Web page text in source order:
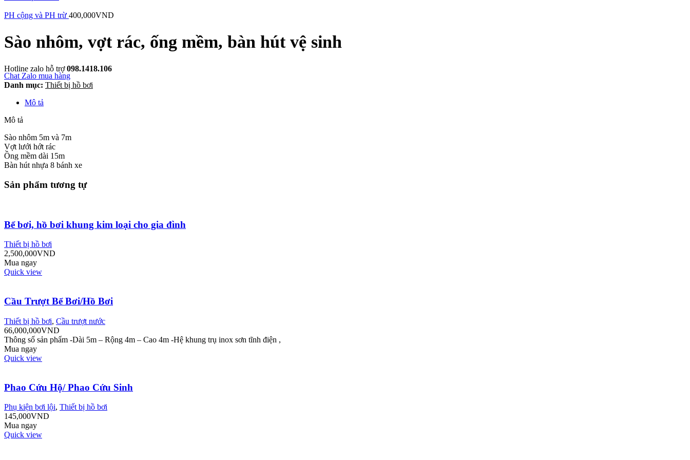
PH cộng và PH trừ 400,000VND
Sào nhôm, vợt rác, ống mềm, bàn hút vệ sinh
Hotline zalo hỗ trợ098.1418.106
Chat Zalo mua hàng
Danh mục: Thiết bị hồ bơi
Mô tả
Mô tả
Sào nhôm 5m và 7m
Vợt lưới hớt rác
Ồng mềm dài 15m
Bàn hút nhựa 8 bánh xe
Sản phẩm tương tự
Bể bơi, hồ bơi khung kim loại cho gia đình
Thiết bị hồ bơi
2,500,000VND
Mua ngay
Quick view
Cầu Trượt Bể Bơi/Hồ Bơi
Thiết bị hồ bơi, Cầu trượt nước
66,000,000VND
Thông số sản phẩm -Dài 5m – Rộng 4m – Cao 4m -Hệ khung trụ inox sơn tĩnh điện ,
Mua ngay
Quick view
Phao Cứu Hộ/ Phao Cứu Sinh
Phụ kiện bơi lội, Thiết bị hồ bơi
145,000VND
Mua ngay
Quick view